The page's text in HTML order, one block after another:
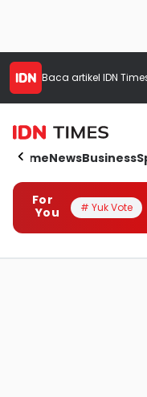
Baca artikel IDN
HomeNewsBusiness
For
You
# Yuk Vote